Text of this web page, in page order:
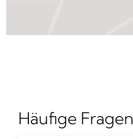
Häufige Fragen